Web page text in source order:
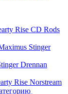
Rise CD Rods
Stinger
Drennan
Rise Norstream